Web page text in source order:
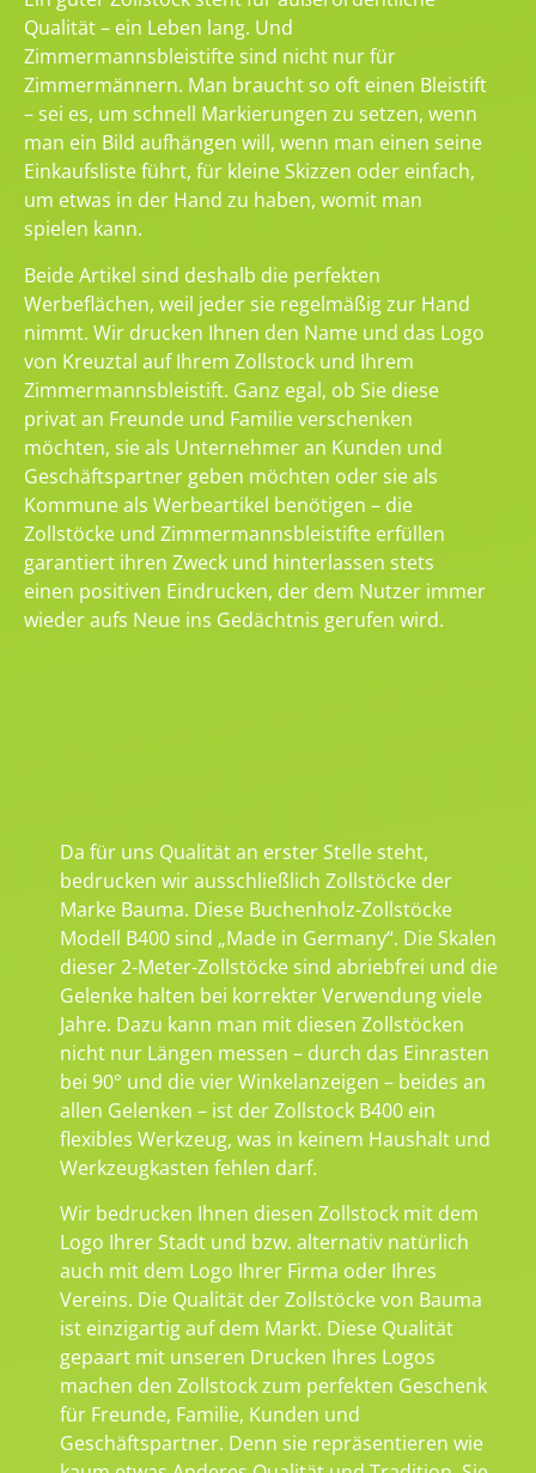
Qualität – ein Leben lang. Und
Zimmermannsbleistifte sind nicht nur für
Zimmermännern. Man braucht so oft einen Bleistift
– sei es, um schnell Markierungen zu setzen, wenn
man ein Bild aufhängen will, wenn man einen seine
Einkaufsliste führt, für kleine Skizzen oder einfach,
um etwas in der Hand zu haben, womit man
spielen kann.
Beide Artikel sind deshalb die perfekten
Werbeflächen, weil jeder sie regelmäßig zur Hand
nimmt. Wir drucken Ihnen den Name und das Logo
von Kreuztal auf Ihrem Zollstock und Ihrem
Zimmermannsbleistift. Ganz egal, ob Sie diese
privat an Freunde und Familie verschenken
möchten, sie als Unternehmer an Kunden und
Geschäftspartner geben möchten oder sie als
Kommune als Werbeartikel benötigen – die
Zollstöcke und Zimmermannsbleistifte erfüllen
garantiert ihren Zweck und hinterlassen stets
einen positiven Eindrucken, der dem Nutzer immer
wieder aufs Neue ins Gedächtnis gerufen wird.
Da für uns Qualität an erster Stelle steht,
bedrucken wir ausschließlich Zollstöcke der
Marke Bauma. Diese Buchenholz-Zollstöcke
Modell B400 sind „Made in Germany“. Die Skalen
dieser 2-Meter-Zollstöcke sind abriebfrei und die
Gelenke halten bei korrekter Verwendung viele
Jahre. Dazu kann man mit diesen Zollstöcken
nicht nur Längen messen – durch das Einrasten
bei 90° und die vier Winkelanzeigen – beides an
allen Gelenken – ist der Zollstock B400 ein
flexibles Werkzeug, was in keinem Haushalt und
Werkzeugkasten fehlen darf.
Wir bedrucken Ihnen diesen Zollstock mit dem
Logo Ihrer Stadt und bzw. alternativ natürlich
auch mit dem Logo Ihrer Firma oder Ihres
Vereins. Die Qualität der Zollstöcke von Bauma
ist einzigartig auf dem Markt. Diese Qualität
gepaart mit unseren Drucken Ihres Logos
machen den Zollstock zum perfekten Geschenk
für Freunde, Familie, Kunden und
Geschäftspartner. Denn sie repräsentieren wie